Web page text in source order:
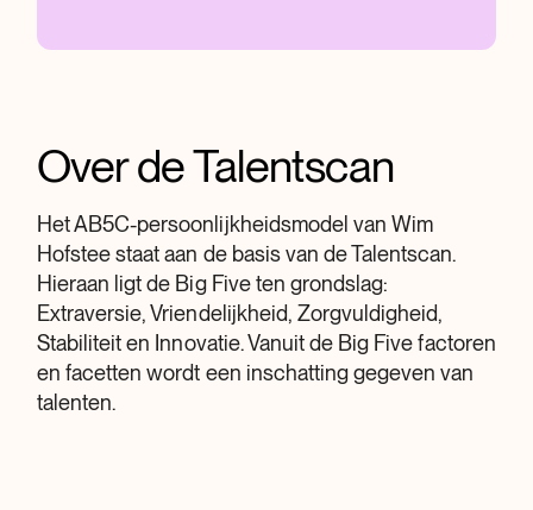
Over de Talentscan
Het AB5C-persoonlijkheidsmodel van Wim
Hofstee staat aan de basis van de Talentscan.
Hieraan ligt de Big Five ten grondslag:
Extraversie, Vriendelijkheid, Zorgvuldigheid,
Stabiliteit en Innovatie. Vanuit de Big Five factoren
en facetten wordt een inschatting gegeven van
talenten.